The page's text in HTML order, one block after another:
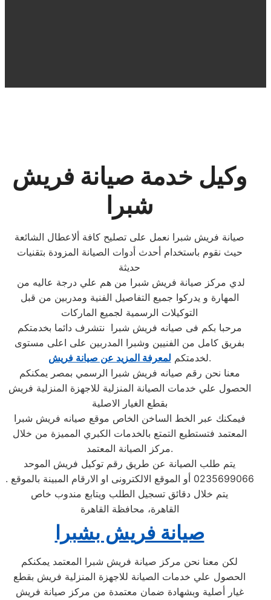
وكيل خدمة صيانة فريش
شبرا
صيانة فريش شبرا نعمل على تصليح كافة ألاعطال الشائعة
حيث نقوم باستخدام أحدث أدوات الصيانة المزودة بتقنيات
حديثة
المهارة و يدركوا جميع التفاصيل الفنية ومدربين من قبل
التوكيلات الرسمية لجميع الماركات
مرحبا بكم فى صيانه فريش شبرا نتشرف دائما بخدمتكم
بفريق كامل من الفنيين وشبرا المدربين على اعلى مستوى
لخدمتكم لمعرفة المزيد عن صيانة فريش
.
معنا نحن رقم صيانه فريش شبرا الرسمي بمصر يمكنكم
الحصول علي خدمات الصيانة المنزلية للاجهزة المنزلية فريش
بقطع الغيار الاصلية
فيمكنك عبر الخط الساخن الخاص موقع صيانه فريش شبرا
المعتمد فتستطيع التمتع بالخدمات الكبري المميزة من خلال
مركز الصيانة المعتمد.
يتم طلب الصيانة عن طريق رقم توكيل فريش الموحد
0235699066 أو الموقع الالكترونى او الارقام المبينة بالموقع .
يتم خلال دقائق تسجيل الطلب ويتابع مندوب خاص
القاهرة، محافظة القاهرة
صيانة فريش بشبرا
لكن معنا نحن مركز صيانة فريش شبرا المعتمد يمكنكم
الحصول علي خدمات الصيانة للاجهزة المنزلية فريش بقطع
غيار أصلية وبشهادة ضمان معتمدة من مركز صيانة فريش